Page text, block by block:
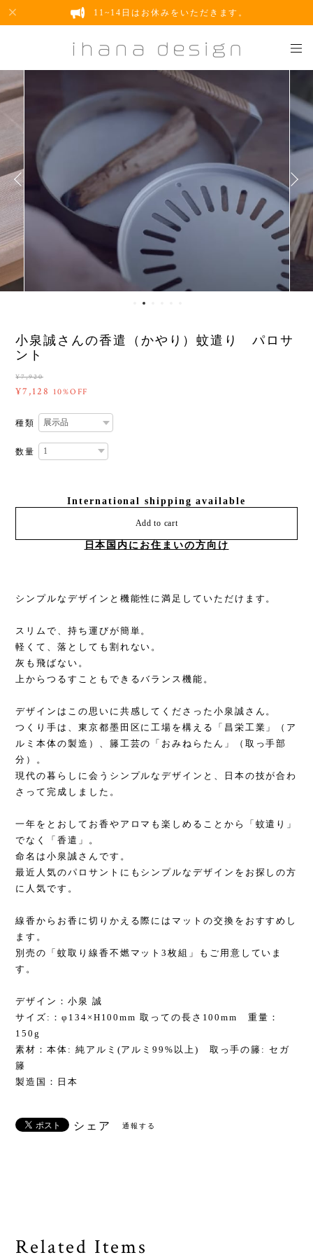
11~14日はお休みをいただきます。
小泉誠さんの香遣（かやり）蚊遣り パロサ
ント
¥7,920
¥7,128 10%OFF
種類
数量
International shipping available
Add to cart
日本国内にお住まいの方向け
シンプルなデザインと機能性に満足していただけます。
スリムで、持ち運びが簡単。
軽くて、落としても割れない。
灰も飛ばない。
上からつるすこともできるバランス機能。
デザインはこの思いに共感してくださった小泉誠さん。
つくり手は、東京都墨田区に工場を構える「昌栄工業」（ア
ルミ本体の製造）、籐工芸の「おみねらたん」（取っ手部
分）。
現代の暮らしに会うシンプルなデザインと、日本の技が合わ
さって完成しました。
一年をとおしてお香やアロマも楽しめることから「蚊遣り」
でなく「香遣」。
命名は小泉誠さんです。
最近人気のパロサントにもシンプルなデザインをお探しの方
に人気です。
線香からお香に切りかえる際にはマットの交換をおすすめし
ます。
別売の「蚊取り線香不燃マット3枚組」もご用意していま
す。
デザイン：小泉 誠
サイズ:：φ134×H100mm 取っての長さ100mm 重量：
150g
素材：本体: 純アルミ(アルミ99%以上) 取っ手の籐: セガ
籐
製造国：日本
シェア 通報する
Related Items